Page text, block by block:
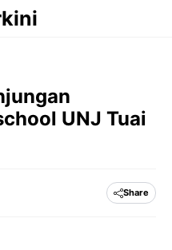
UNJ Tuai
Share